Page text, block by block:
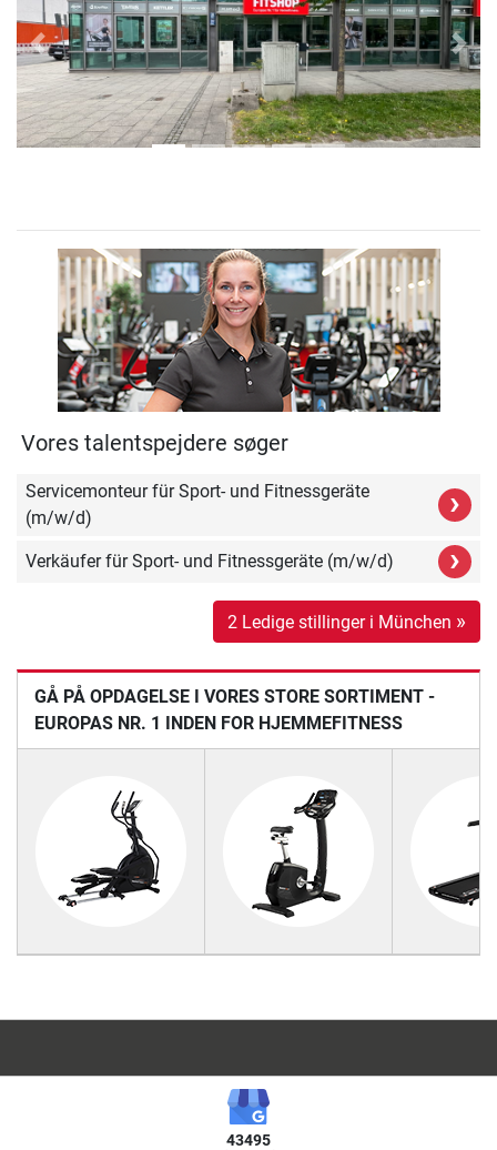
Previous Next
Vores talentspejdere søger
Servicemonteur für Sport- und Fitnessgeräte
(m/w/d)
›
Verkäufer für Sport- und Fitnessgeräte (m/w/d) ›
2 Ledige stillinger i München »
GÅ PÅ OPDAGELSE I VORES STORE SORTIMENT -
EUROPAS NR. 1 INDEN FOR HJEMMEFITNESS
43495